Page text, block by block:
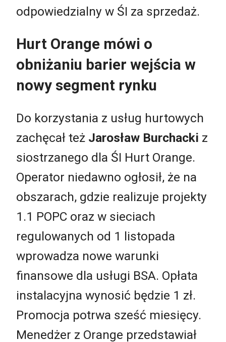
odpowiedzialny w ŚI za sprzedaż.
Hurt Orange mówi o
obniżaniu barier wejścia w
nowy segment rynku
Do korzystania z usług hurtowych
zachęcał też Jarosław Burchacki z
siostrzanego dla ŚI Hurt Orange.
Operator niedawno ogłosił, że na
obszarach, gdzie realizuje projekty
1.1 POPC oraz w sieciach
regulowanych od 1 listopada
wprowadza nowe warunki
finansowe dla usługi BSA. Opłata
instalacyjna wynosić będzie 1 zł.
Promocja potrwa sześć miesięcy.
Menedżer z Orange przedstawiał